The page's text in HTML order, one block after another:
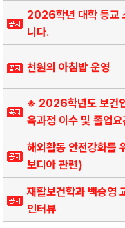
2026학년 대학 등교
니다.
천원의 아침밥 운영
※ 2026학년도 보건
육과정 이수 및 졸업요
해외활동 안전강화를
보디아 관련)
재활보건학과 백승영
인터뷰